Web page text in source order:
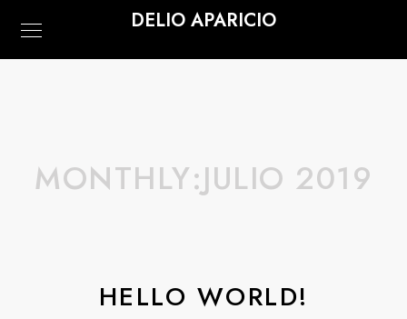
DELIO APARICIO
MONTHLY:JULIO 2019
HELLO WORLD!